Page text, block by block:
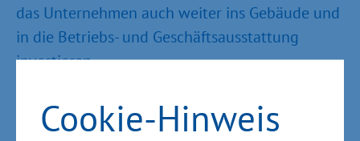
Cookie-Hinweis
das Unternehmen auch weiter ins Gebäude und
in die Betriebs- und Geschäftsausstattung
investieren.